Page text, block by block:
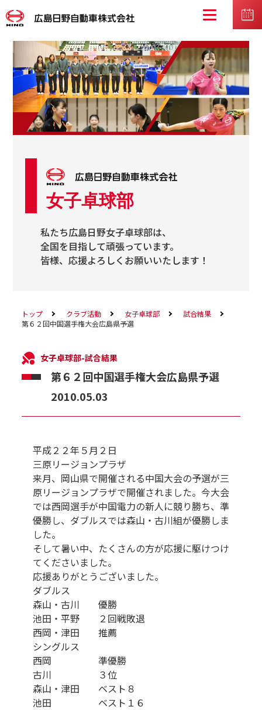
女子卓球部
私たち広島日野女子卓球部は、
全国を目指して頑張っています。
皆様、応援よろしくお願いいたします！
トップ クラブ活動 女子卓球部
試合結果
第６２回中国選手権大会広島県予選
女子卓球部-試合結果
第６２回中国選手権大会広島県予選
2010.05.03
平成２２年５月２日
三原リージョンプラザ
来月、岡山県で開催される中国大会の予選が三
原リージョンプラザで開催されました。今大会
では西岡選手が中国電力の新人に競り勝ち、準
優勝し、ダブルスでは森山・古川組が優勝しま
した。
そして暑い中、たくさんの方が応援に駆けつけ
てくださいました。
応援ありがとうございました。
ダブルス
森山・古川 優勝
池田・平野 ２回戦敗退
西岡・津田 推薦
シングルス
西岡 準優勝
古川 ３位
森山・津田 ベスト８
池田 ベスト１６